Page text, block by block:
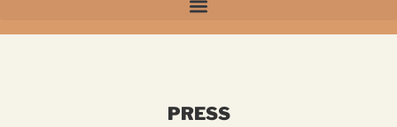
PRESS